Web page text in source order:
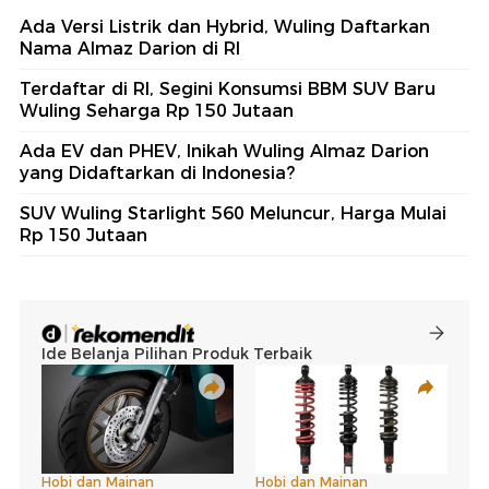
Ada Versi Listrik dan Hybrid, Wuling Daftarkan
Nama Almaz Darion di RI
Terdaftar di RI, Segini Konsumsi BBM SUV Baru
Wuling Seharga Rp 150 Jutaan
Ada EV dan PHEV, Inikah Wuling Almaz Darion
yang Didaftarkan di Indonesia?
SUV Wuling Starlight 560 Meluncur, Harga Mulai
Rp 150 Jutaan